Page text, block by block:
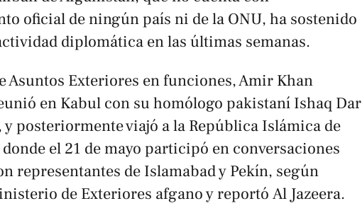
oficial de ningún país ni de la ONU, ha sostenido
diplomática en las últimas semanas.
Asuntos Exteriores en funciones, Amir Khan
en Kabul con su homólogo pakistaní Ishaq Dar
y posteriormente viajó a la República Islámica de
el 21 de mayo participó en conversaciones
representantes de Islamabad y Pekín, según
de Exteriores afgano y reportó Al Jazeera.